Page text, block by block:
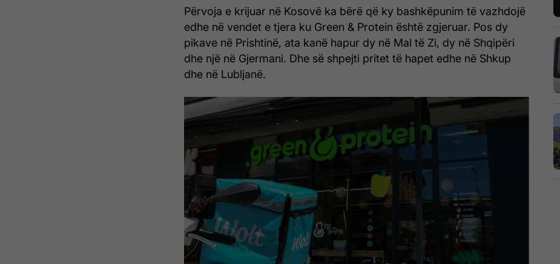
Përvoja e krijuar në Kosovë ka bërë që ky bashkëpunim të vazhdojë
edhe në vendet e tjera ku Green & Protein është zgjeruar. Pos dy
pikave në Prishtinë, ata kanë hapur dy në Mal të Zi, dy në Shqipëri
dhe një në Gjermani. Dhe së shpejti pritet të hapet edhe në Shkup
dhe në Lubljanë.